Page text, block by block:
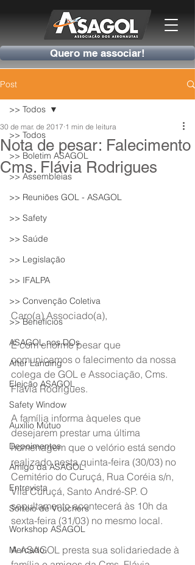
Quero me associar!
Post
>> Todos
>> Boletim ASAGOL
>> Assembleias
>> Reuniões GOL - ASAGOL
>> Safety
>> Saúde
>> Legislação
>> IFALPA
>> Convenção Coletiva
>> Benefícios
ASAGOL nos DOs
After Landing
Eleição ASAGOL
Safety Window
Auxílio Mútuo
Depoimentos
Amigo da ASAGOL
Entrevista
Sorteio de Vouchers
Workshop ASAGOL
Mercado
>> Todos
Nota de pesar: Falecimento
Cms. Flávia Rodrigues
30 de mar. de 2017 1 min de leitura
Caro(a) Associado(a),
É com enorme pesar que
comunicamos o falecimento da nossa
colega de GOL e Associação, Cms.
Flávia Rodrigues.
A família informa àqueles que
desejarem prestar uma última
homenagem que o velório está sendo
realizado nesta quinta-feira (30/03) no
Cemitério do Curuçá, Rua Coréia s/n,
Vila Curuçá, Santo André-SP. O
sepultamento acontecerá às 10h da
sexta-feira (31/03) no mesmo local.
A ASAGOL presta sua solidariedade à